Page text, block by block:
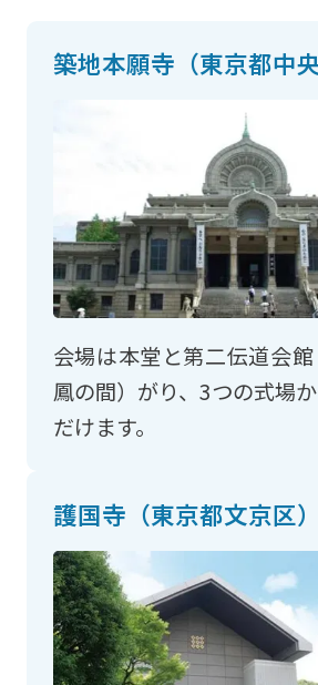
築地本願寺（東京都中央
会場は本堂と第二伝道会
鳳の間）がり、3つの式場
だけます。
護国寺（東京都文京区）